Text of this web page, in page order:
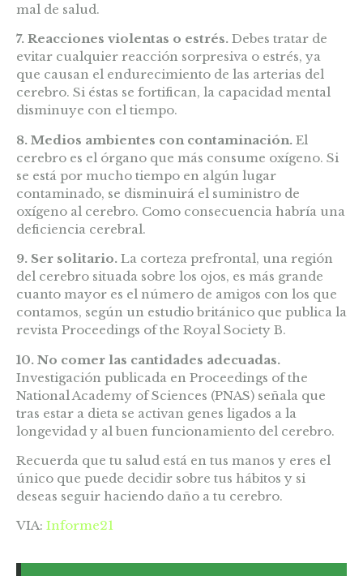
mal de salud.
7. Reacciones violentas o estrés. Debes tratar de
evitar cualquier reacción sorpresiva o estrés, ya
que causan el endurecimiento de las arterias del
cerebro. Si éstas se fortifican, la capacidad mental
disminuye con el tiempo.
8. Medios ambientes con contaminación. El
cerebro es el órgano que más consume oxígeno. Si
se está por mucho tiempo en algún lugar
contaminado, se disminuirá el suministro de
oxígeno al cerebro. Como consecuencia habría una
deficiencia cerebral.
9. Ser solitario. La corteza prefrontal, una región
del cerebro situada sobre los ojos, es más grande
cuanto mayor es el número de amigos con los que
contamos, según un estudio británico que publica la
revista Proceedings of the Royal Society B.
10. No comer las cantidades adecuadas.
Investigación publicada en Proceedings of the
National Academy of Sciences (PNAS) señala que
tras estar a dieta se activan genes ligados a la
longevidad y al buen funcionamiento del cerebro.
Recuerda que tu salud está en tus manos y eres el
único que puede decidir sobre tus hábitos y si
deseas seguir haciendo daño a tu cerebro.
VIA: Informe21